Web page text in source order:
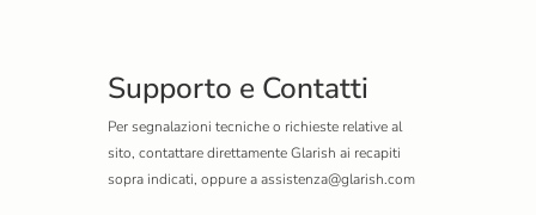
Supporto e Contatti
Per segnalazioni tecniche o richieste relative al
sito, contattare direttamente Glarish ai recapiti
sopra indicati, oppure aassistenza@glarish.com